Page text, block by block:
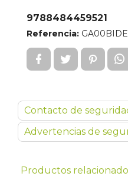
9788484459521
Referencia:
Contacto de
Advertencias de
Productos